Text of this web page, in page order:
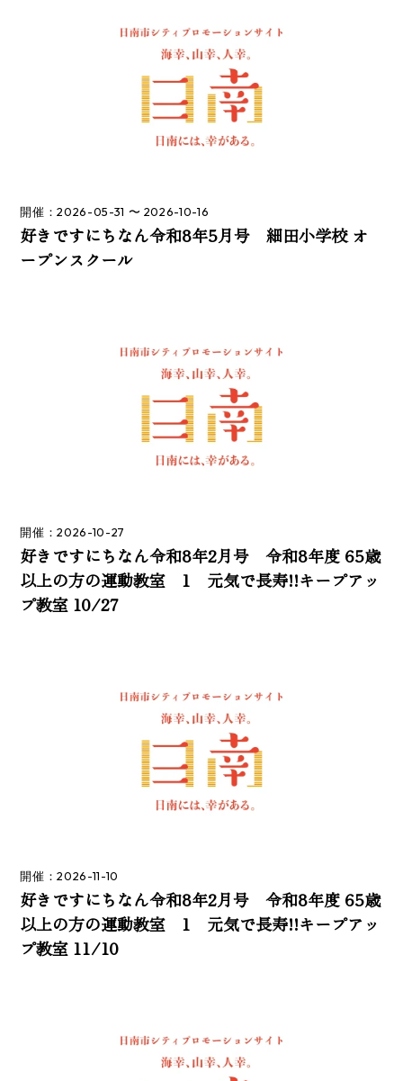
開催：2026-05-31 〜 2026-10-16
好きですにちなん令和8年5月号 細田小学校 オ
ープンスクール
開催：2026-10-27
好きですにちなん令和8年2月号 令和8年度 65歳
以上の方の運動教室 1 元気で長寿!!キープアッ
プ教室 10/27
開催：2026-11-10
好きですにちなん令和8年2月号 令和8年度 65歳
以上の方の運動教室 1 元気で長寿!!キープアッ
プ教室 11/10